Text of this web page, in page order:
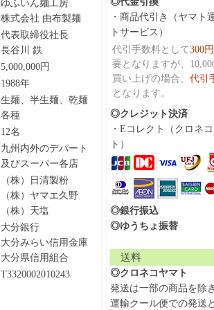
ゆふいん麺工房
株式会社 由布製麺
代表取締役社長
長谷川 鉄
5,000,000円
1988年
生麺、半生麺、乾麺
各種
12名
九州内外のデパート
及びスーパー各店
（株）日清製粉
（株）ヤマエ久野
（株）天塩
大分銀行
大分みらい信用金庫
大分県信用組合
T3320002010243
・商品代引き（ヤマト
トサービス）
代引手数料として300
要となりますが、
買い上げの場合、 代引
となります。
◎クレジット決済
・Eコレクト（クロネ
ト）
◎銀行振込
◎ゆうちょ振替
送料
◎クロネコヤマト
発送は一部の商品を除
運輸クール便での発送